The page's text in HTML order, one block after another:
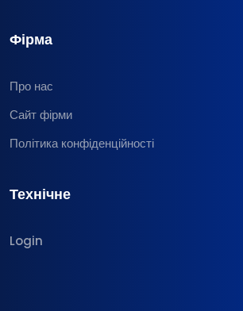
Фірма
Про нас
Сайт фірми
Політика конфіденційності
Технічне
Login